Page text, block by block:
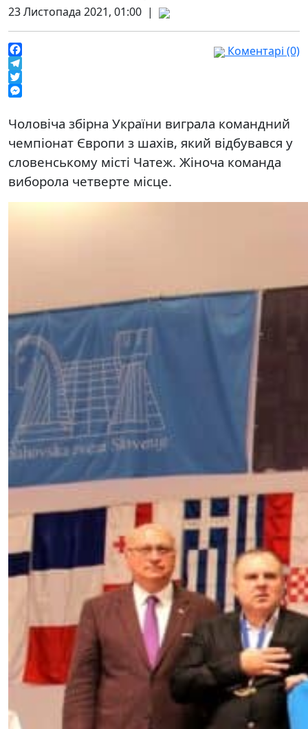
23 Листопада 2021, 01:00 |
Facebook
Telegram
Twitter
Коментарі (0)
Чоловіча збірна України виграла командний
чемпіонат Європи з шахів, який відбувався у
словенському місті Чатеж. Жіноча команда
виборола четверте місце.